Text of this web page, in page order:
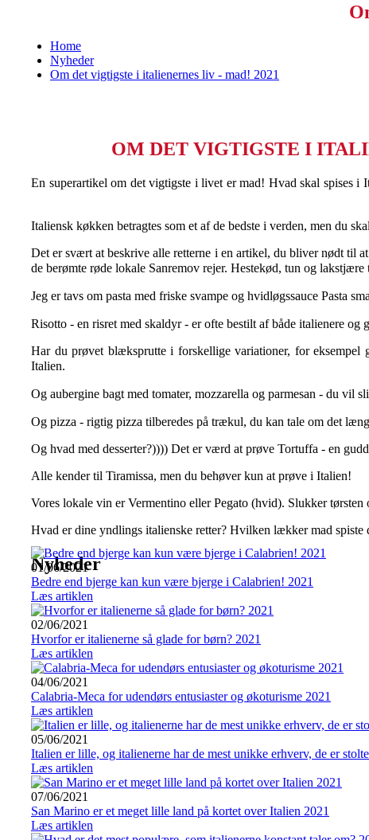
Home
Nyheder
Om det vigtigste i italienernes liv - mad! 2021
OM DET VIGTIGSTE I
En superartikel om det vigtigste i livet er mad! Hvad skal spises
Italiensk køkken betragtes som et af de bedste i verden, men du
Det er svært at beskrive alle retterne i en artikel, du bliver nødt til
de berømte røde lokale Sanremov rejer. Hestekød, tun og
Jeg er tavs om pasta med friske svampe og hvidløgssauce Pasta
Risotto - en risret med skaldyr - er ofte bestilt af både italienere og
Har du prøvet blæksprutte i forskellige variationer, for
Italien. ⠀
Og aubergine bagt med tomater, mozzarella og parmesan - du vil
Og pizza - rigtig pizza tilberedes på trækul, du kan tale om det
Og hvad med desserter?)))) Det er værd at prøve Tortuffa - en
Alle kender til Tiramissa, men du behøver kun at prøve i Italien!
Vores lokale vin er Vermentino eller Pegato (hvid). Slukker
Hvad er dine yndlings italienske retter? Hvilken lækker mad spiste
Nyheder
01/06/2021
Bedre end bjerge kan kun være bjerge i Calabrien! 2021
Læs artiklen
02/06/2021
Hvorfor er italienerne så glade for børn? 2021
Læs artiklen
04/06/2021
Calabria-Meca for udendørs entusiaster og økoturisme 2021
Læs artiklen
05/06/2021
Italien er lille, og italienerne har de mest unikke erhverv, de er
Læs artiklen
07/06/2021
San Marino er et meget lille land på kortet over Italien 2021
Læs artiklen